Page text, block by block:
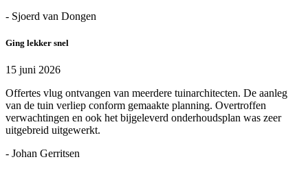
- Sjoerd van Dongen
Ging lekker snel
15 juni 2026
Offertes vlug ontvangen van meerdere tuinarchitecten. De aanleg
van de tuin verliep conform gemaakte planning. Overtroffen
verwachtingen en ook het bijgeleverd onderhoudsplan was zeer
uitgebreid uitgewerkt.
- Johan Gerritsen